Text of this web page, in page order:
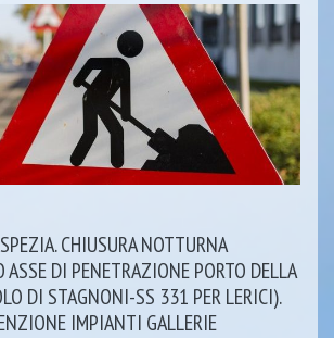
CHIUSURA NOTTURNA
ASSE DI PENETRAZIONE PORTO DELLA
DI STAGNONI-SS 331 PER LERICI).
IMPIANTI GALLERIE